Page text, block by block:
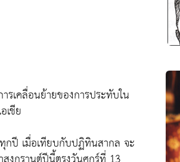
เคลื่อนย้ายของการประทับใน
เชีย
กปี เมื่อเทียบกับปฏิทินสากล จะ